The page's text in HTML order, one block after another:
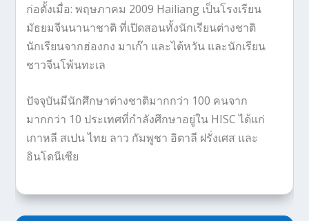
ก่อตั้งเมื่อ: พฤษภาคม 2009 Hailiang เป็นโรงเรียน
มัธยมจีนนานาชาติ ที่เปิดสอนทั้งนักเรียนต่างชาติ
นักเรียนจากฮ่องกง มาเก๊า และไต้หวัน และนักเรียน
ชาวจีนโพ้นทะเล
ปัจจุบันมีนักศึกษาต่างชาติมากกว่า 100 คนจาก
มากกว่า 10 ประเทศที่กำลังศึกษาอยู่ใน HISC ได้แก่
เกาหลี สเปน ไทย ลาว กัมพูชา อิตาลี ฝรั่งเศส และ
อินโดนีเซีย